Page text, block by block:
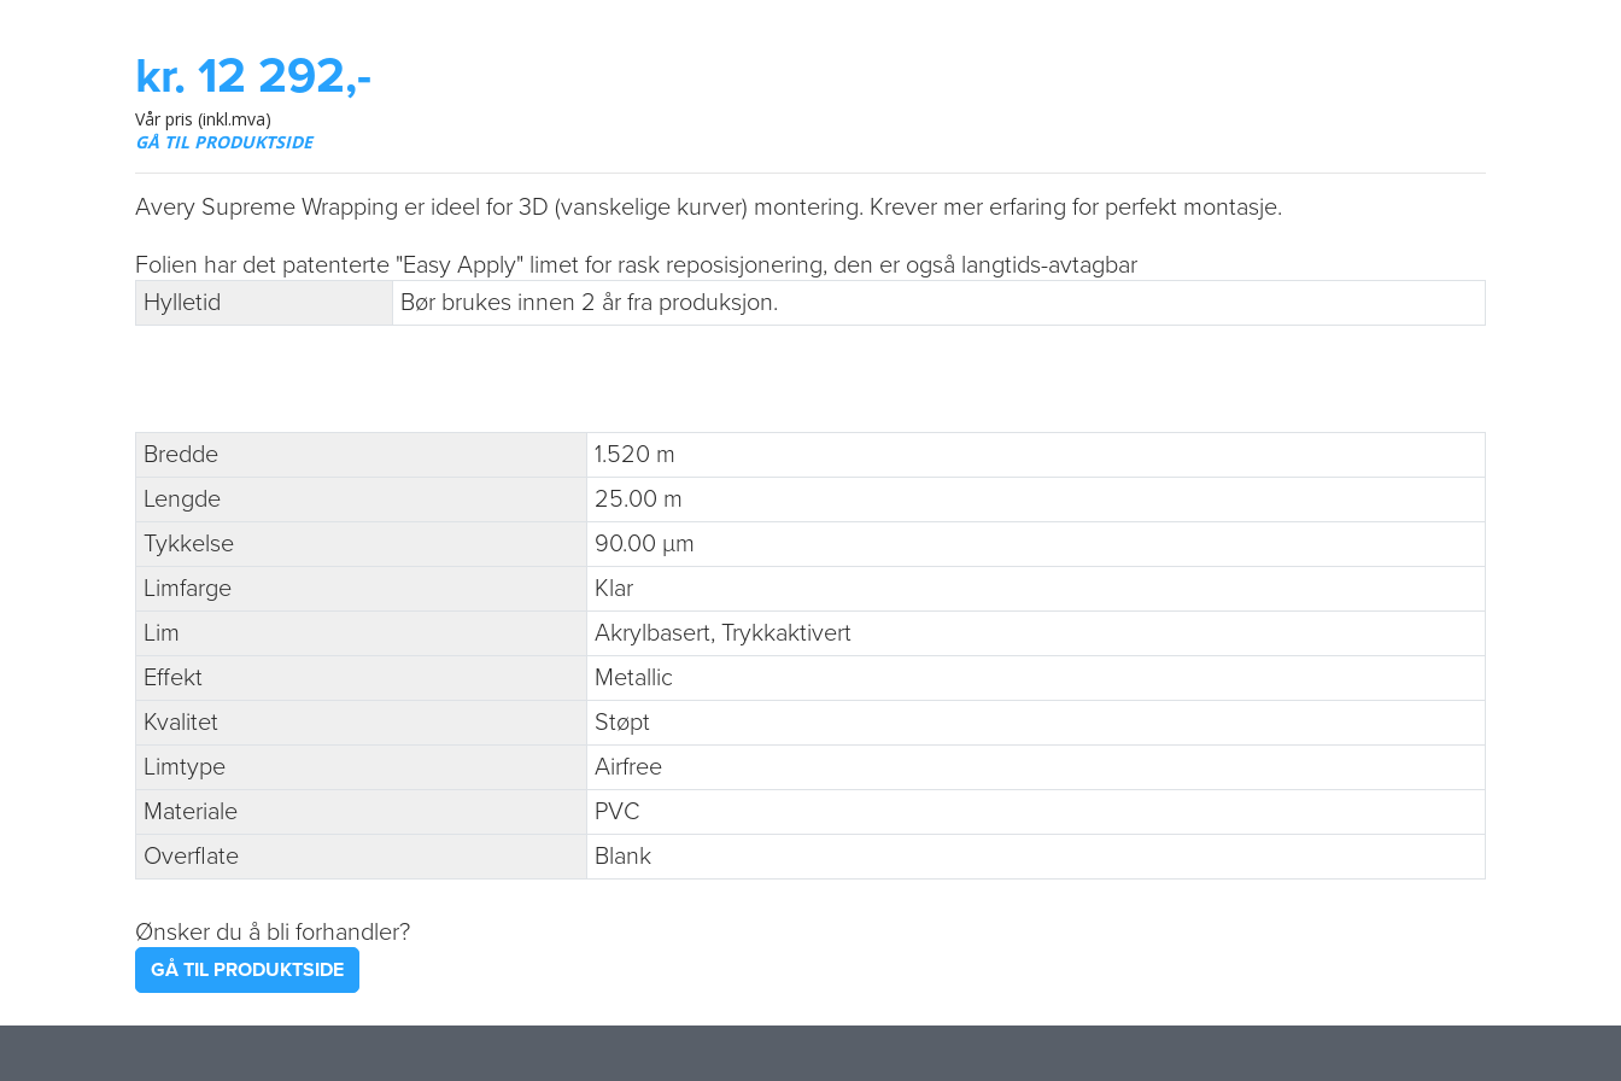
kr. 12 292,-
Vår pris (inkl.mva)
GÅ TIL PRODUKTSIDE
Avery Supreme Wrapping er ideel for 3D (vanskelige kurver) montering. Krever mer erfaring for perfekt montasje.
Folien har det patenterte "Easy Apply" limet for rask reposisjonering, den er også langtids-avtagbar
Hylletid
Bør brukes innen 2 år fra produksjon.
Bredde
1.520 m
Lengde
25.00 m
Tykkelse
90.00 µm
Limfarge
Klar
Lim
Akrylbasert, Trykkaktivert
Effekt
Metallic
Kvalitet
Støpt
Limtype
Airfree
Materiale
PVC
Overflate
Blank
Ønsker du å bli forhandler?
GÅ TIL PRODUKTSIDE